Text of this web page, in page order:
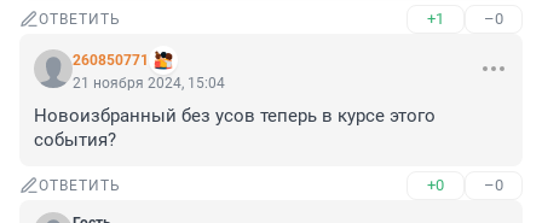
ОТВЕТИТЬ +1 –0
260850771
21 ноября 2024, 15:04
Новоизбранный без усов теперь в курсе этого
события?
ОТВЕТИТЬ +0 –0